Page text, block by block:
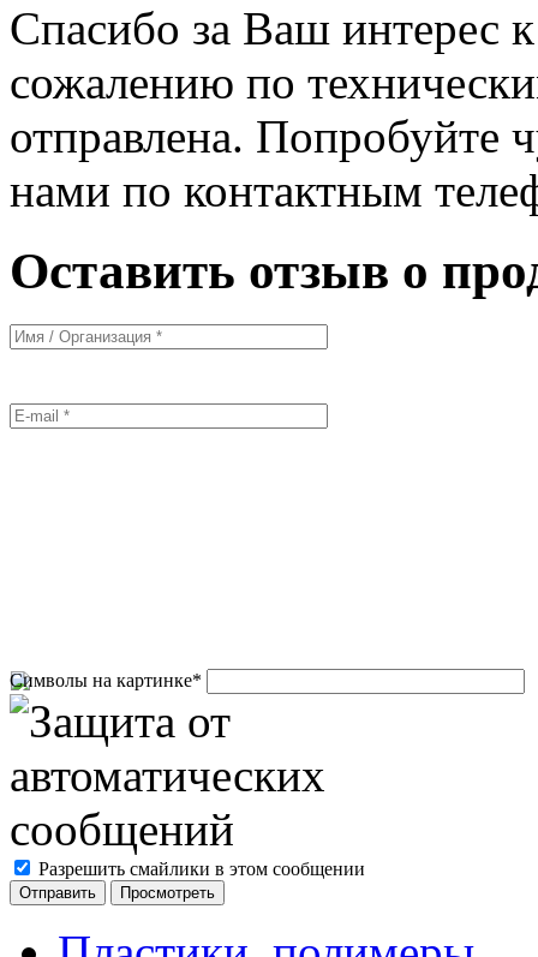
Спасибо за Ваш интерес
сожалению по
отправлена. Попробуйте
нами по контактным
Оставить отзыв о
Символы на картинке*
Разрешить смайлики в этом сообщении